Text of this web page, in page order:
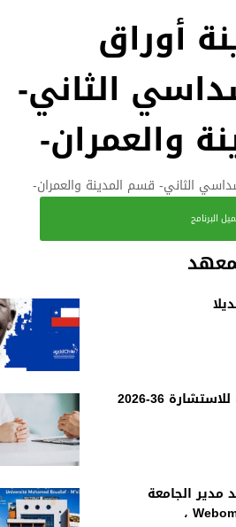
36-2026
مدير الجامعة
أوراق
الثاني-
والعمران-
الثاني- قسم المدينة والعمران-
البرنامج